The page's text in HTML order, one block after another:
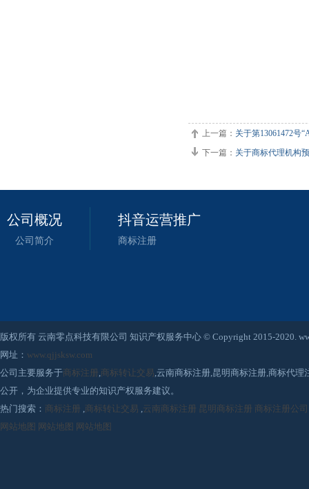
上一篇： 关于第13061472号
下一篇： 关于商标代理机构
公司概况
公司简介
抖音运营推广
商标注册
版权所有 云南零点科技有限公司 知识产权服务中心 © Copyright 2015-2020.
网址： www.qjjsksw.com
公司主要服务于商标注册 ,商标转让交易,云南商标注册,昆明商标注册,商标代
公开，为企业提供专业的知识产权服务建议。
热门搜索： 商标注册 ,商标转让交易 ,云南商标注册 昆明商标注册
商标注册公司
网站地图 网站地图 网站地图